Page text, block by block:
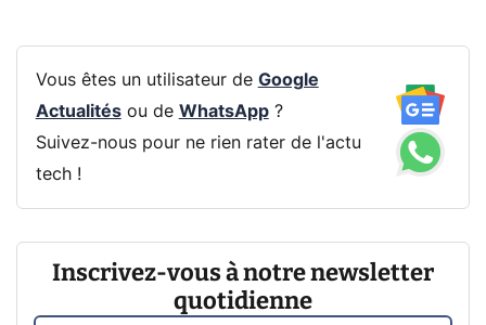
Vous êtes un utilisateur de Google
Actualitésou de WhatsApp?
Suivez-nous pour ne rien rater de l'actu
tech !
Inscrivez-vous à notre newsletter
quotidienne